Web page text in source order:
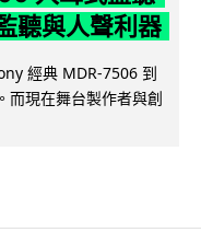
聽與人聲利器
經典 MDR-7506 到
而現在舞台製作者與創